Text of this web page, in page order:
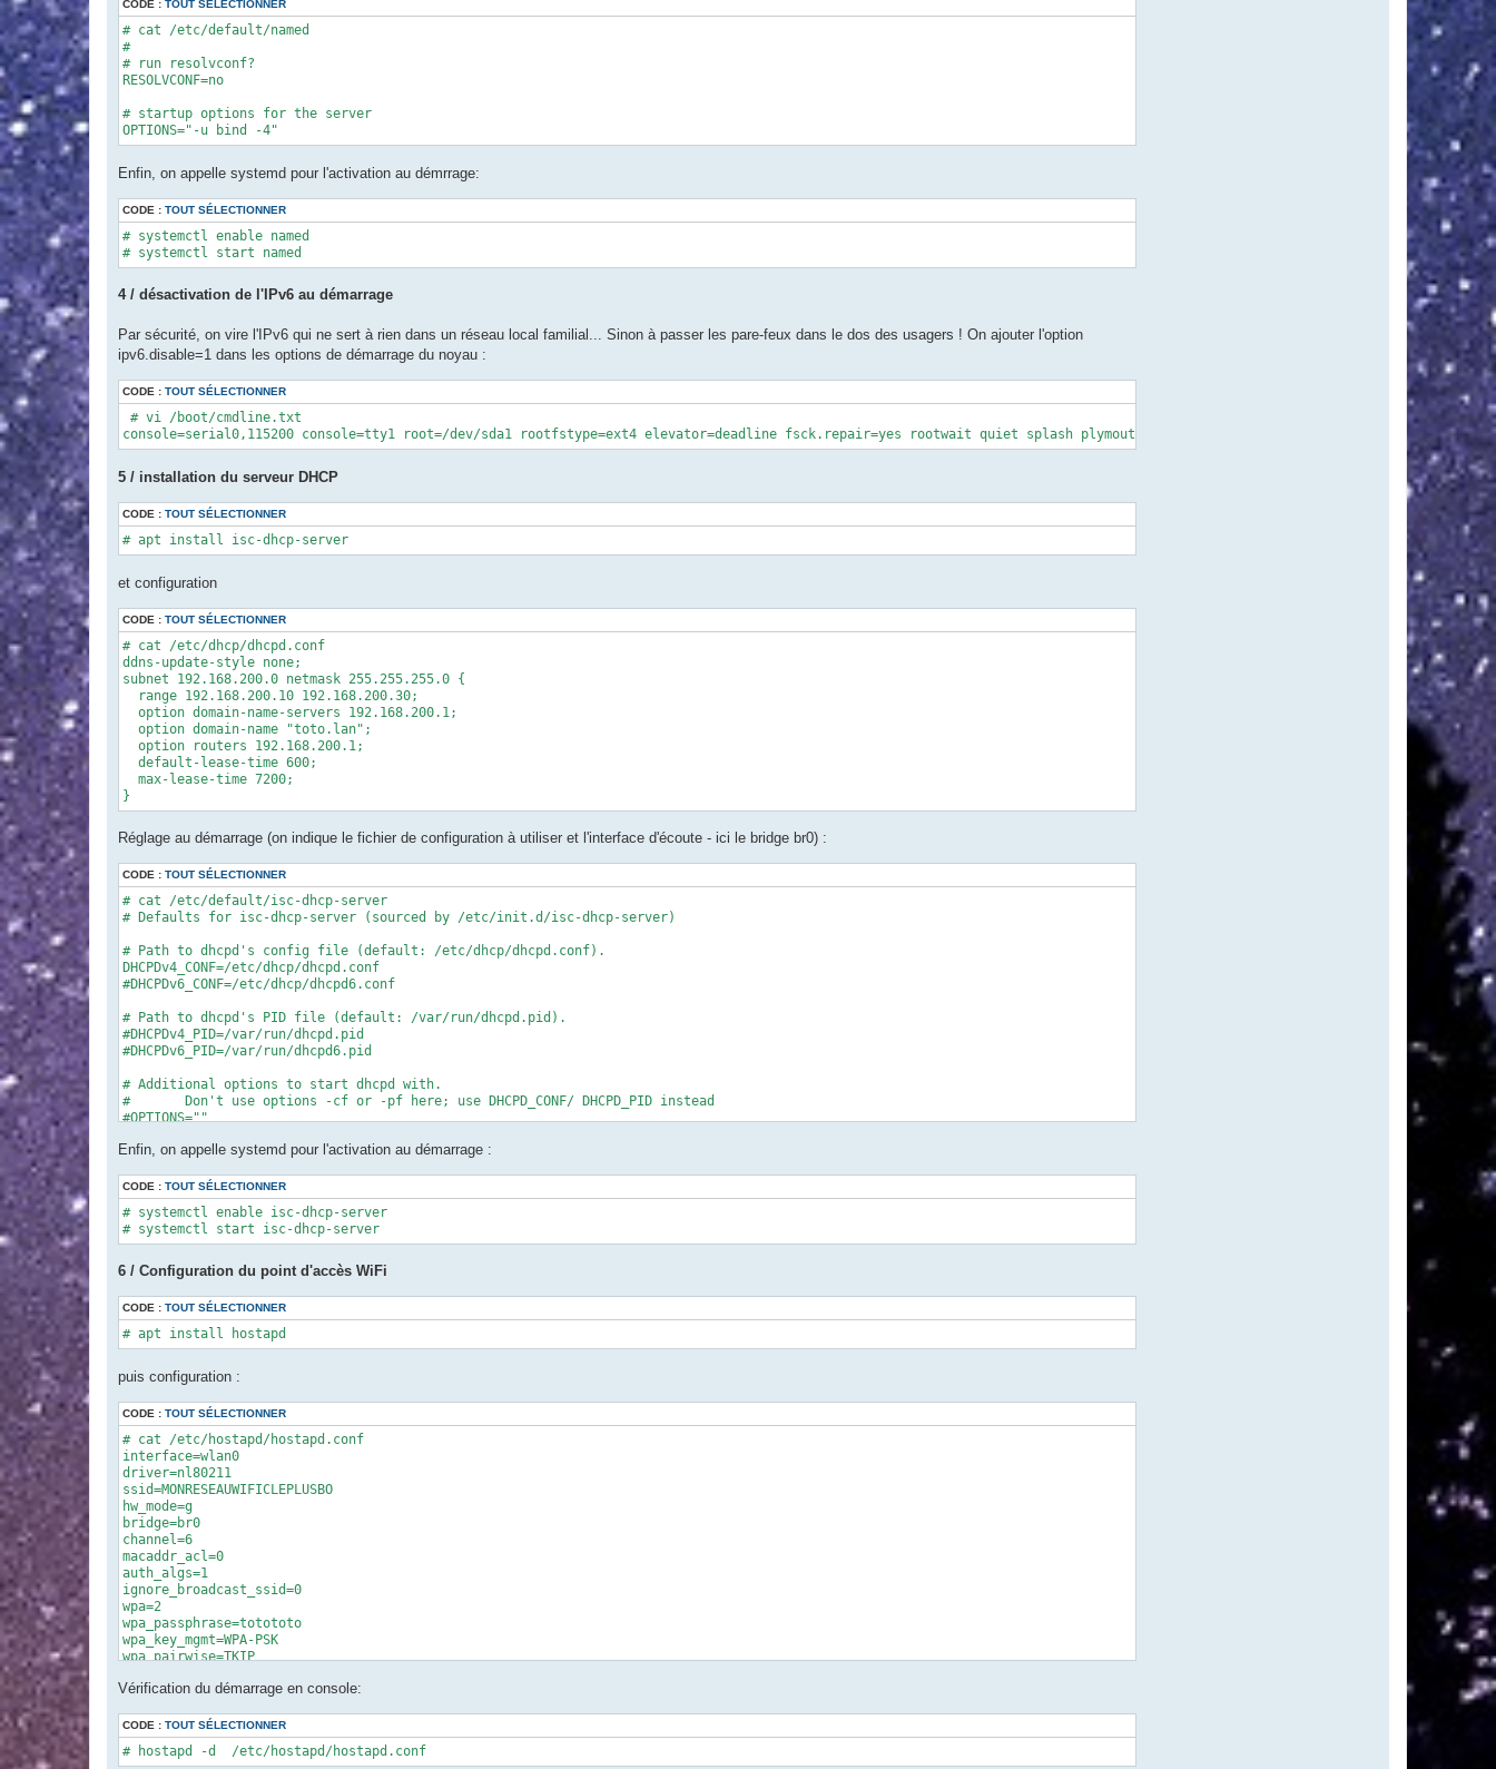
                        2H      ; Retry
                        4W      ; Expire
                        1D)     ; Minimum TTL
                NS      parefeu.toto.lan.
1               PTR     parefeu.toto.lan.
CODE : TOUT SÉLECTIONNER
# cat /etc/default/named
#
# run resolvconf?
RESOLVCONF=no
# startup options for the server
OPTIONS="-u bind -4"
Enfin, on appelle systemd pour l'activation au démrrage:
CODE : TOUT SÉLECTIONNER
# systemctl enable named
# systemctl start named
4 / désactivation de l'IPv6 au démarrage
Par sécurité, on vire l'IPv6 qui ne sert à rien dans un réseau local familial... Sinon à passer les pare-feux dans le dos des usagers ! On ajouter l'option
ipv6.disable=1 dans les options de démarrage du noyau :
CODE : TOUT SÉLECTIONNER
# vi /boot/cmdline.txt
console=serial0,115200 console=tty1 root=/dev/sda1 rootfstype=ext4 elevator=deadline fsck.repair=yes rootwait quiet splash plymouth.ignore-serial-consoles ipv6.disable=1
5 / installation du serveur DHCP
CODE : TOUT SÉLECTIONNER
# apt install isc-dhcp-server
et configuration
CODE : TOUT SÉLECTIONNER
# cat /etc/dhcp/dhcpd.conf
ddns-update-style none;
subnet 192.168.200.0 netmask 255.255.255.0 {
  range 192.168.200.10 192.168.200.30;
  option domain-name-servers 192.168.200.1;
  option domain-name "toto.lan";
  option routers 192.168.200.1;
  default-lease-time 600;
  max-lease-time 7200;
}
Réglage au démarrage (on indique le fichier de configuration à utiliser et l'interface d'écoute - ici le bridge br0) :
CODE : TOUT SÉLECTIONNER
# cat /etc/default/isc-dhcp-server
# Defaults for isc-dhcp-server (sourced by /etc/init.d/isc-dhcp-server)
# Path to dhcpd's config file (default: /etc/dhcp/dhcpd.conf).
DHCPDv4_CONF=/etc/dhcp/dhcpd.conf
#DHCPDv6_CONF=/etc/dhcp/dhcpd6.conf
# Path to dhcpd's PID file (default: /var/run/dhcpd.pid).
#DHCPDv4_PID=/var/run/dhcpd.pid
#DHCPDv6_PID=/var/run/dhcpd6.pid
# Additional options to start dhcpd with.
#	Don't use options -cf or -pf here; use DHCPD_CONF/ DHCPD_PID instead
#OPTIONS=""
# On what interfaces should the DHCP server (dhcpd) serve DHCP requests?
INTERFACESv4="br0"
INTERFACESv6=""
Enfin, on appelle systemd pour l'activation au démarrage :
CODE : TOUT SÉLECTIONNER
# systemctl enable isc-dhcp-server
# systemctl start isc-dhcp-server
6 / Configuration du point d'accès WiFi
CODE : TOUT SÉLECTIONNER
# apt install hostapd
puis configuration :
CODE : TOUT SÉLECTIONNER
# cat /etc/hostapd/hostapd.conf
interface=wlan0
driver=nl80211
ssid=MONRESEAUWIFICLEPLUSBO
hw_mode=g
bridge=br0
channel=6
macaddr_acl=0
auth_algs=1
ignore_broadcast_ssid=0
wpa=2
wpa_passphrase=totototo
wpa_key_mgmt=WPA-PSK
wpa_pairwise=TKIP
Vérification du démarrage en console:
CODE : TOUT SÉLECTIONNER
# hostapd -d  /etc/hostapd/hostapd.conf